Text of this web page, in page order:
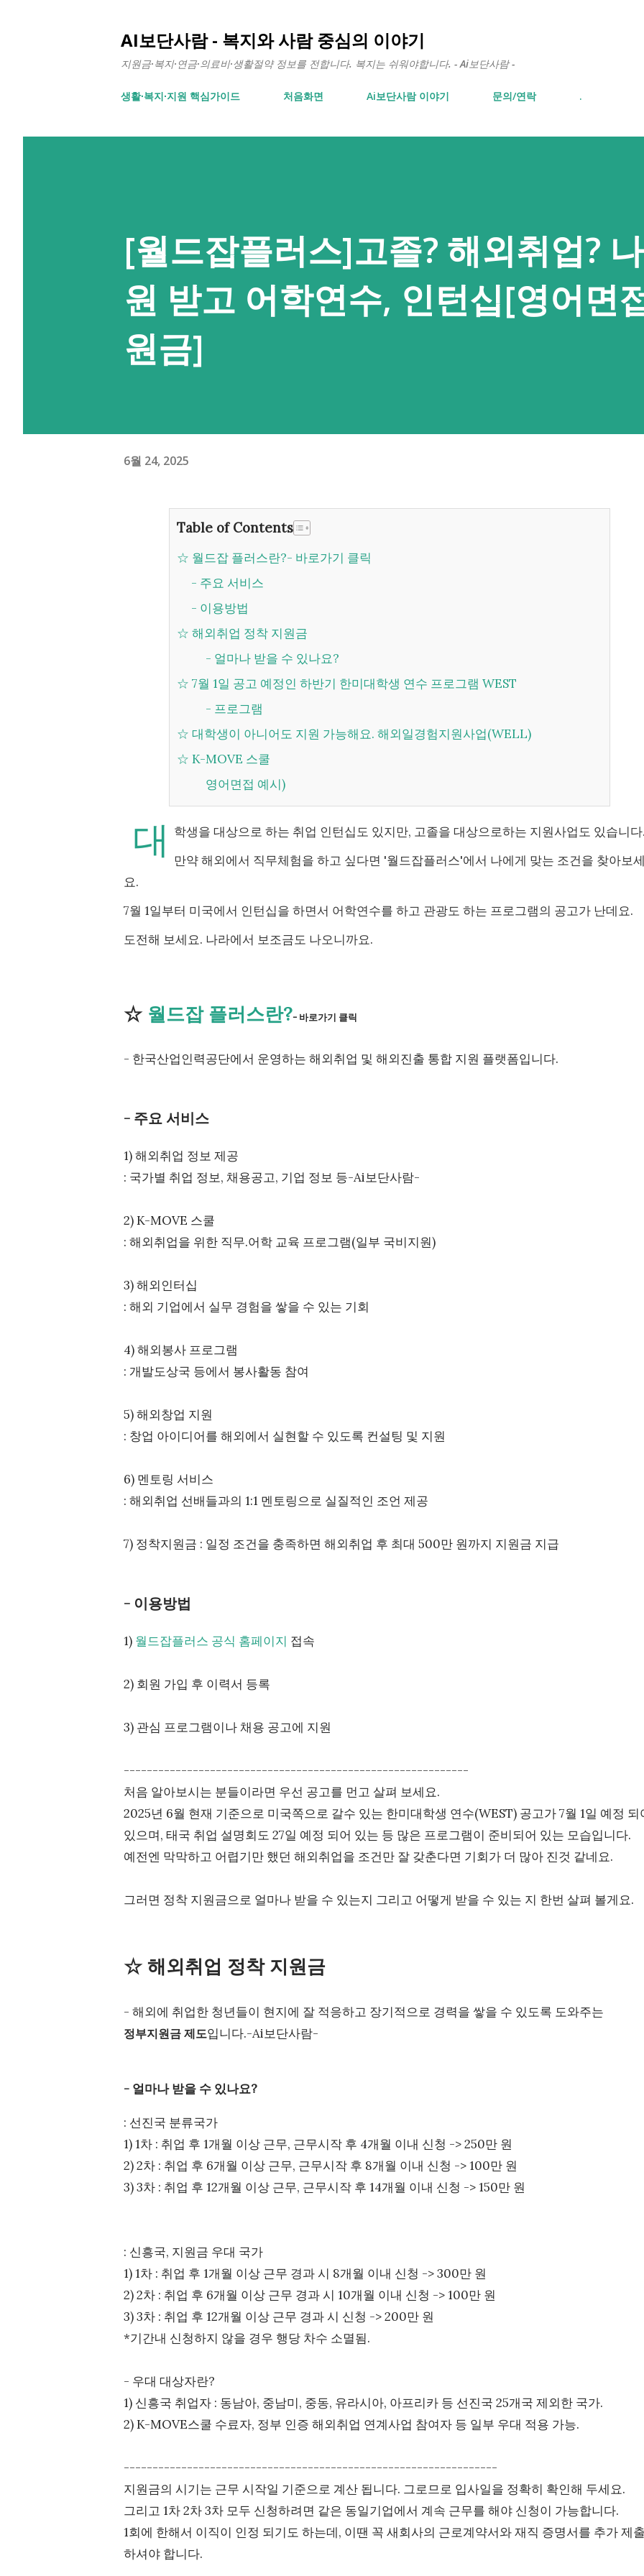
AI보단사람 - 복지와 사람 중심의 이야기
지원금·복지·연금·의료비·생활절약 정보를 전합니다. 복지는 쉬워야합니다. - Ai보단사람 -
생활∙복지∙지원 핵심가이드 처음화면 Ai보단사람 이야기 문의/연락 .
[월드잡플러스]고졸? 해외취업?
원 받고 어학연수, 인턴십[영어면
원금]
6월 24, 2025
Table of Contents
☆ 월드잡 플러스란?- 바로가기 클릭
- 주요 서비스
- 이용방법
☆ 해외취업 정착 지원금
- 얼마나 받을 수 있나요?
☆ 7월 1일 공고 예정인 하반기 한미대학생 연수 프로그램 WEST
- 프로그램
☆ 대학생이 아니어도 지원 가능해요. 해외일경험지원사업(WELL)
☆ K-MOVE 스쿨
영어면접 예시)
대
학생을 대상으로 하는 취업 인턴십도 있지만, 고졸을 대상으로하는 지원사업도 있습니
만약 해외에서 직무체험을 하고 싶다면 '월드잡플러스'에서 나에게 맞는 조건을 찾아보
요.
7월 1일부터 미국에서 인턴십을 하면서 어학연수를 하고 관광도 하는 프로그램의 공고가 난데요.
도전해 보세요. 나라에서 보조금도 나오니까요.
☆ 월드잡 플러스란?- 바로가기 클릭
- 한국산업인력공단에서 운영하는 해외취업 및 해외진출 통합 지원 플랫폼입니다.
- 주요 서비스
1) 해외취업 정보 제공
: 국가별 취업 정보, 채용공고, 기업 정보 등-Ai보단사람-
2) K-MOVE 스쿨
: 해외취업을 위한 직무.어학 교육 프로그램(일부 국비지원)
3) 해외인터십
: 해외 기업에서 실무 경험을 쌓을 수 있는 기회
4) 해외봉사 프로그램
: 개발도상국 등에서 봉사활동 참여
5) 해외창업 지원
: 창업 아이디어를 해외에서 실현할 수 있도록 컨설팅 및 지원
6) 멘토링 서비스
: 해외취업 선배들과의 1:1 멘토링으로 실질적인 조언 제공
7) 정착지원금 : 일정 조건을 충족하면 해외취업 후 최대 500만 원까지 지원금 지급
- 이용방법
1) 월드잡플러스 공식 홈페이지 접속
2) 회원 가입 후 이력서 등록
3) 관심 프로그램이나 채용 공고에 지원
------------------------------------------------------------
처음 알아보시는 분들이라면 우선 공고를 먼고 살펴 보세요.
2025년 6월 현재 기준으로 미국쪽으로 갈수 있는 한미대학생 연수(WEST) 공고가 7월 1일 예정 되
있으며, 태국 취업 설명회도 27일 예정 되어 있는 등 많은 프로그램이 준비되어 있는 모습입니다.
예전엔 막막하고 어렵기만 했던 해외취업을 조건만 잘 갖춘다면 기회가 더 많아 진것 같네요.
그러면 정착 지원금으로 얼마나 받을 수 있는지 그리고 어떻게 받을 수 있는 지 한번 살펴 볼게요.
☆ 해외취업 정착 지원금
- 해외에 취업한 청년들이 현지에 잘 적응하고 장기적으로 경력을 쌓을 수 있도록 도와주는
정부지원금 제도입니다.-Ai보단사람-
- 얼마나 받을 수 있나요?
: 선진국 분류국가
1) 1차 : 취업 후 1개월 이상 근무, 근무시작 후 4개월 이내 신청 -> 250만 원
2) 2차 : 취업 후 6개월 이상 근무, 근무시작 후 8개월 이내 신청 -> 100만 원
3) 3차 : 취업 후 12개월 이상 근무, 근무시작 후 14개월 이내 신청 -> 150만 원
: 신흥국, 지원금 우대 국가
1) 1차 : 취업 후 1개월 이상 근무 경과 시 8개월 이내 신청 -> 300만 원
2) 2차 : 취업 후 6개월 이상 근무 경과 시 10개월 이내 신청 -> 100만 원
3) 3차 : 취업 후 12개월 이상 근무 경과 시 신청 -> 200만 원
*기간내 신청하지 않을 경우 행당 차수 소멸됨.
- 우대 대상자란?
1) 신흥국 취업자 : 동남아, 중남미, 중동, 유라시아, 아프리카 등 선진국 25개국 제외한 국가.
2) K-MOVE스쿨 수료자, 정부 인증 해외취업 연계사업 참여자 등 일부 우대 적용 가능.
-----------------------------------------------------------------
지원금의 시기는 근무 시작일 기준으로 계산 됩니다. 그로므로 입사일을 정확히 확인해 두세요.
그리고 1차 2차 3차 모두 신청하려면 같은 동일기업에서 계속 근무를 해야 신청이 가능합니다.
1회에 한해서 이직이 인정 되기도 하는데, 이땐 꼭 새회사의 근로계약서와 재직 증명서를 추가 제
하셔야 합니다.